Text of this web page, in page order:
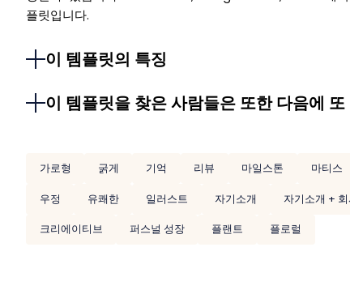
플릿입니다.
이 템플릿의 특징
이 템플릿을 찾은 사람들은 또한 다음에
가로형 굵게 기억 리뷰 마일스톤 마티스
우정
유쾌한 일러스트 자기소개 자기소개 +
크리에이티브
퍼스널 성장 플랜트 플로럴